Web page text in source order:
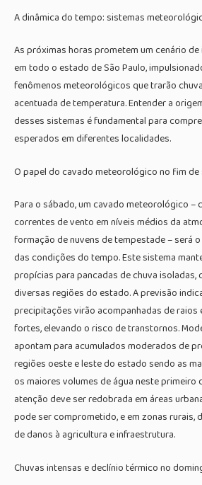
A dinâmica do tempo: sistemas
As próximas horas prometem um cenário
em todo o estado de São Paulo,
fenômenos meteorológicos que trarão
acentuada de temperatura. Entender a
desses sistemas é fundamental para
esperados em diferentes localidades.
O papel do cavado meteorológico no fim de
Para o sábado, um cavado meteorológico –
correntes de vento em níveis médios da
formação de nuvens de tempestade – será
das condições do tempo. Este sistema
propícias para pancadas de chuva isoladas,
diversas regiões do estado. A previsão
precipitações virão acompanhadas de raios
fortes, elevando o risco de transtornos.
apontam para acumulados moderados de
regiões oeste e leste do estado sendo as
os maiores volumes de água neste primeiro
atenção deve ser redobrada em áreas
pode ser comprometido, e em zonas rurais,
de danos à agricultura e infraestrutura.
Chuvas intensas e declínio térmico no